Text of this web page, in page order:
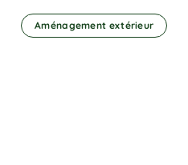
Aménagement extérieur